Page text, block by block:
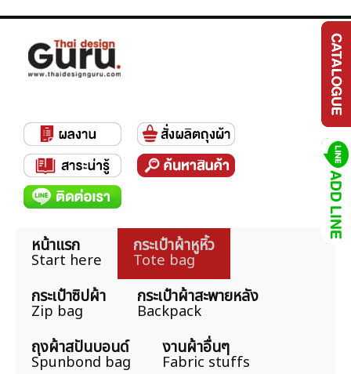
หน้าแรก
Start here
กระเป๋าผ้าหูหิ้ว
Tote bag
กระเป๋าซิปผ้า
Zip bag
กระเป๋าผ้าสะพายหลัง
Backpack
ถุงผ้าสปันบอนด์
Spunbond bag
งานผ้าอื่นๆ
Fabric stuffs